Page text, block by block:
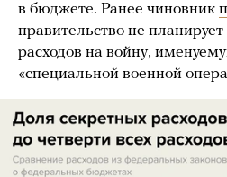
в бюджете. Ранее чиновник
правительство не
расходов на войну,
«специальной военной